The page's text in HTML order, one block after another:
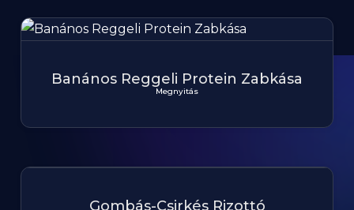
Banános Reggeli Protein Zabkása
Megnyitás
Gombás-Csirkés Rizottó